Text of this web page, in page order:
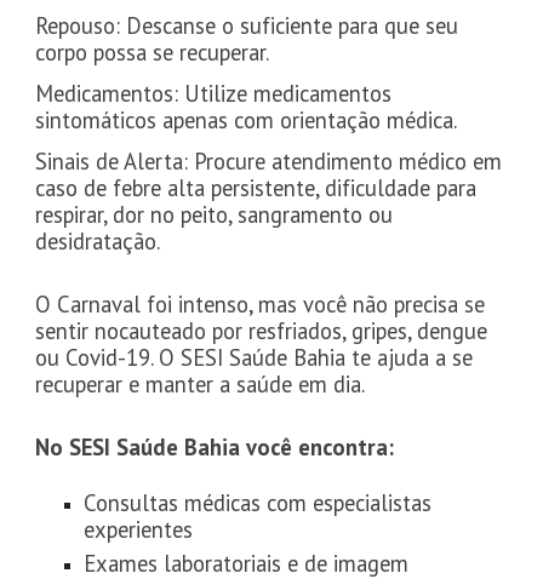
Repouso: Descanse o suficiente para que seu
corpo possa se recuperar.
Medicamentos: Utilize medicamentos
sintomáticos apenas com orientação médica.
Sinais de Alerta: Procure atendimento médico em
caso de febre alta persistente, dificuldade para
respirar, dor no peito, sangramento ou
desidratação.
O Carnaval foi intenso, mas você não precisa se
sentir nocauteado por resfriados, gripes, dengue
ou Covid-19. O SESI Saúde Bahia te ajuda a se
recuperar e manter a saúde em dia.
No SESI Saúde Bahia você encontra:
Consultas médicas com especialistas
experientes
Exames laboratoriais e de imagem